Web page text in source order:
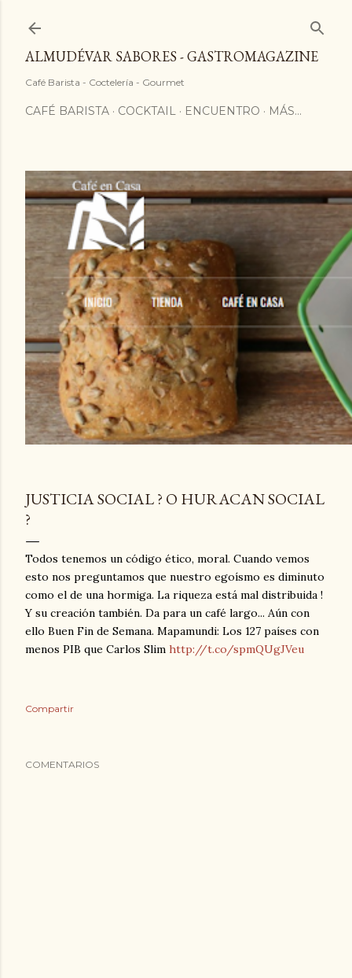
ALMUDÉVAR SABORES - GASTROMAGAZINE
Café Barista - Coctelería - Gourmet
CAFÉ BARISTA COCKTAIL ENCUENTRO MÁS…
JUSTICIA SOCIAL ? O HURACAN SOCIAL
?
Todos tenemos un código ético, moral. Cuando vemos
esto nos preguntamos que nuestro egoísmo es diminuto
como el de una hormiga. La riqueza está mal distribuida !
Y su creación también. Da para un café largo... Aún con
ello Buen Fin de Semana. Mapamundi: Los 127 países con
menos PIB que Carlos Slim http://t.co/spmQUgJVeu
Compartir
COMENTARIOS